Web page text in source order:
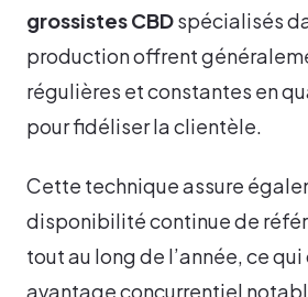
grossistes CBDspécialisés
production offrent
régulières et constantes en
pour fidéliser la clientèle.
Cette technique assure
disponibilité continue de
tout au long de l’année, ce
avantage concurrentiel